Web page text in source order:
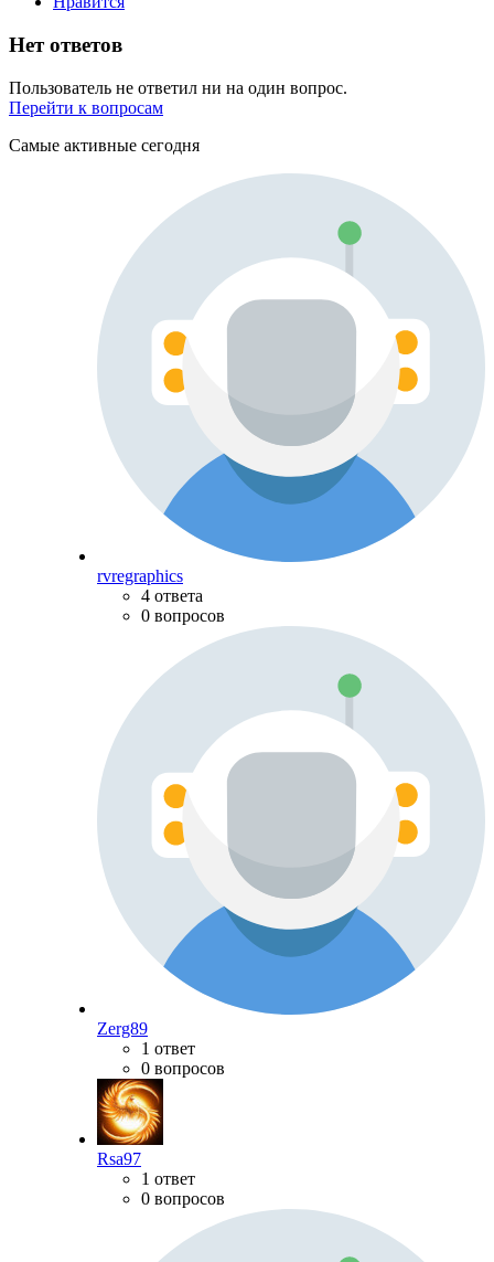
Нет ответов
Пользователь не ответил ни на один вопрос.
Перейти к вопросам
Самые активные сегодня
rvregraphics
4 ответа
0 вопросов
Zerg89
1 ответ
0 вопросов
Rsa97
1 ответ
0 вопросов